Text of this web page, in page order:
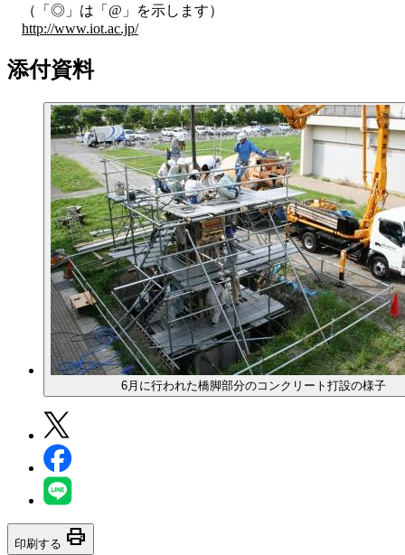
（「◎」は「@」を示します）
http://www.iot.ac.jp/
添付資料
6月に行われた橋脚部分のコンクリート打設の様子
印刷する print